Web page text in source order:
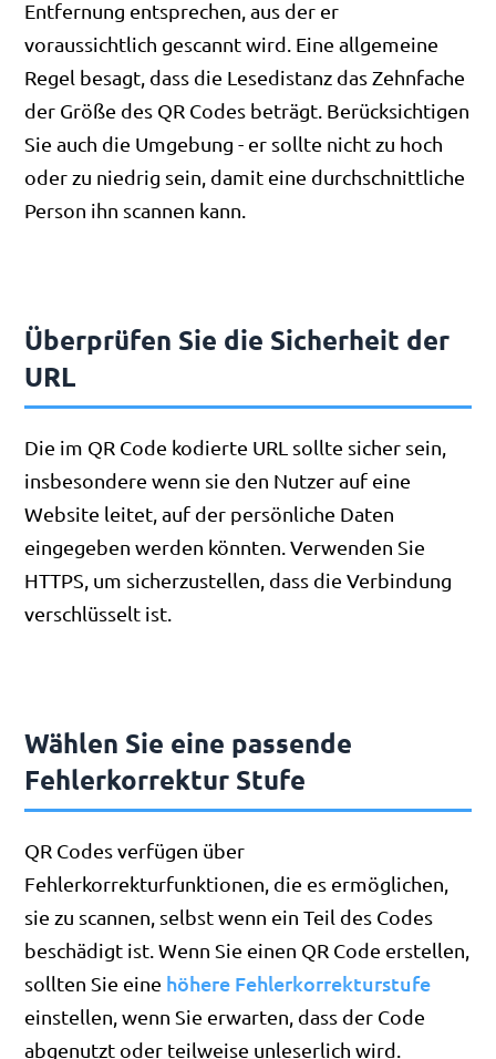
Entfernung entsprechen, aus der er
voraussichtlich gescannt wird. Eine allgemeine
Regel besagt, dass die Lesedistanz das Zehnfache
der Größe des QR Codes beträgt. Berücksichtigen
Sie auch die Umgebung - er sollte nicht zu hoch
oder zu niedrig sein, damit eine durchschnittliche
Person ihn scannen kann.
Überprüfen Sie die Sicherheit der
URL
Die im QR Code kodierte URL sollte sicher sein,
insbesondere wenn sie den Nutzer auf eine
Website leitet, auf der persönliche Daten
eingegeben werden könnten. Verwenden Sie
HTTPS, um sicherzustellen, dass die Verbindung
verschlüsselt ist.
Wählen Sie eine passende
Fehlerkorrektur Stufe
QR Codes verfügen über
Fehlerkorrekturfunktionen, die es ermöglichen,
sie zu scannen, selbst wenn ein Teil des Codes
beschädigt ist. Wenn Sie einen QR Code erstellen,
sollten Sie eine höhere Fehlerkorrekturstufe
einstellen, wenn Sie erwarten, dass der Code
abgenutzt oder teilweise unleserlich wird.